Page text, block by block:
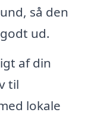
så den
ud.
af din
til
lokale